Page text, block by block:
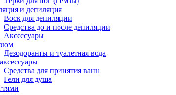
и депиляция
Воск для депиляции
Средства до и после депиляции
Аксессуары
Дезодоранты и туалетная вода
Средства для принятия ванн
Гели для душа